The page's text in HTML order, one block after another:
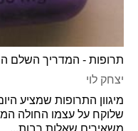
תרופות - המדריך השלם
יצחק לוי
מיגוון התרופות שמציע
שלוקח על עצמו החולה